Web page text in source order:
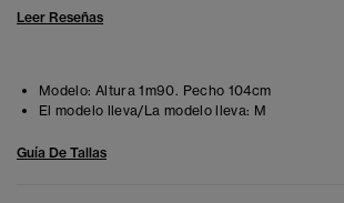
Leer Reseñas
Modelo: Altura 1m90. Pecho 104cm
El modelo lleva/La modelo lleva: M
Guía De Tallas